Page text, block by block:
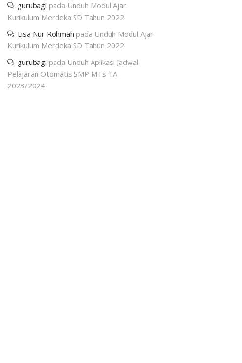
gurubagi pada Unduh Modul Ajar
Kurikulum Merdeka SD Tahun 2022
Lisa Nur Rohmah pada Unduh Modul Ajar
Kurikulum Merdeka SD Tahun 2022
gurubagi pada Unduh Aplikasi Jadwal
Pelajaran Otomatis SMP MTs TA
2023/2024